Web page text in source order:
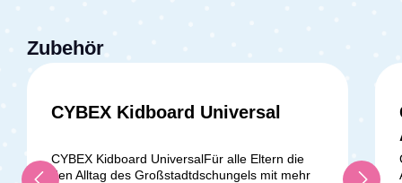
Zubehör
CYBEX Kidboard Universal
CYBEX Kidboard UniversalFür alle Eltern die
den Alltag des Großstadtdschungels mit mehr